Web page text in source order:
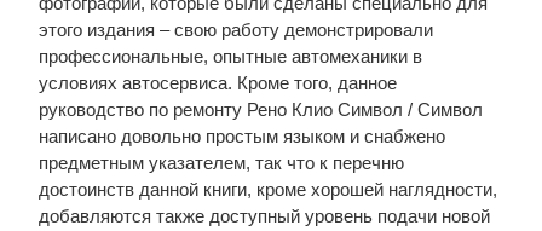
этого издания – свою работу демонстрировали
профессиональные, опытные автомеханики в
условиях автосервиса. Кроме того, данное
руководство по ремонту Рено Клио Символ / Символ
написано довольно простым языком и снабжено
предметным указателем, так что к перечню
достоинств данной книги, кроме хорошей наглядности,
добавляются также доступный уровень подачи новой